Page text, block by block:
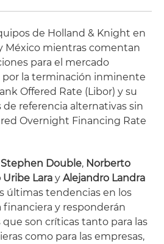
de Holland & Knight en
México mientras comentan
para el mercado
por la terminación inminente
Offered Rate (Libor) y su
de referencia alternativas sin
Overnight Financing Rate
Stephen Double, Norberto
Lara y Alejandro Landra
últimas tendencias en los
y responderán
son críticas tanto para las
como para las empresas,